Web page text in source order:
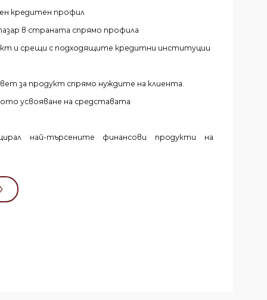
кредитен профил
в страната спрямо профила
и срещи с подходящите кредитни институции
за продукт спрямо нуждите на клиента.
усвояване на средставата
най-търсените финансови продукти на